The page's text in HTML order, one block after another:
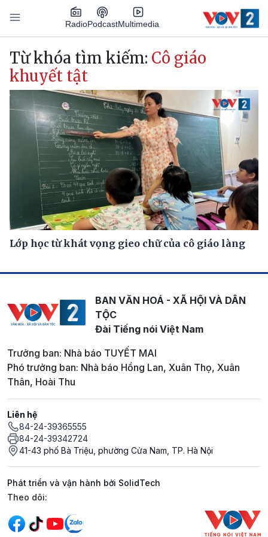
Nhảy đến nội dung
RadioPodcastMultimedia
Main navigation
Từ khóa tìm kiếm: Cô giáo
khuyết tật
Lớp học từ khát vọng gieo chữ của cô giáo làng
BAN VĂN HOÁ - XÃ HỘI VÀ DÂN
TỘC
Đài Tiếng nói Việt Nam
Trưởng ban: Nhà báo TUYẾT MAI
Phó trưởng ban: Nhà báo Hồng Lan, Xuân Thọ, Xuân
Thân, Hoài Thu
Liên hệ
84-24-39365555
84-24-39342724
41-43 phố Bà Triệu, phường Cửa Nam, TP. Hà Nội
Phát triển và vận hành bởi SolidTech
Mạng xã hội
Theo dõi: